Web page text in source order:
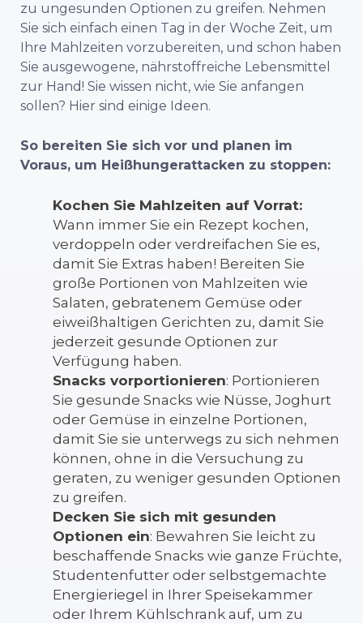
zu ungesunden Optionen zu greifen. Nehmen
Sie sich einfach einen Tag in der Woche Zeit, um
Ihre Mahlzeiten vorzubereiten, und schon haben
Sie ausgewogene, nährstoffreiche Lebensmittel
zur Hand! Sie wissen nicht, wie Sie anfangen
sollen? Hier sind einige Ideen.
So bereiten Sie sich vor und planen im
Voraus, um Heißhungerattacken zu stoppen:
Kochen Sie Mahlzeiten auf Vorrat:
Wann immer Sie ein Rezept kochen,
verdoppeln oder verdreifachen Sie es,
damit Sie Extras haben! Bereiten Sie
große Portionen von Mahlzeiten wie
Salaten, gebratenem Gemüse oder
eiweißhaltigen Gerichten zu, damit Sie
jederzeit gesunde Optionen zur
Verfügung haben.
Snacks vorportionieren: Portionieren
Sie gesunde Snacks wie Nüsse, Joghurt
oder Gemüse in einzelne Portionen,
damit Sie sie unterwegs zu sich nehmen
können, ohne in die Versuchung zu
geraten, zu weniger gesunden Optionen
zu greifen.
Decken Sie sich mit gesunden
Optionen ein: Bewahren Sie leicht zu
beschaffende Snacks wie ganze Früchte,
Studentenfutter oder selbstgemachte
Energieriegel in Ihrer Speisekammer
oder Ihrem Kühlschrank auf, um zu